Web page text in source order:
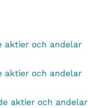
aktier och andelar
aktier och andelar
aktier och andelar